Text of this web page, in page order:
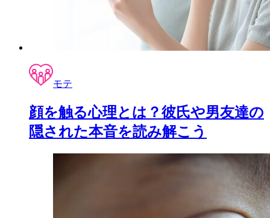
モテ
顔を触る心理とは？彼氏や男友達の
隠された本音を読み解こう